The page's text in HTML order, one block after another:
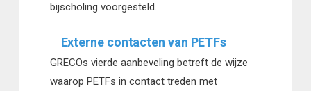
bijscholing voorgesteld.
Externe contacten van PETFs
GRECOs vierde aanbeveling betreft de wijze
waarop PETFs in contact treden met